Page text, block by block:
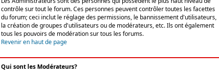
contrôle sur tout le forum. Ces personnes peuvent contrôler toutes les facettes
du forum; ceci inclut le réglage des permissions, le bannissement d'utilisateurs,
la création de groupes d'utilisateurs ou de modérateurs, etc. Ils ont également
tous les pouvoirs de modération sur tous les forums.
Revenir en haut de page
Qui sont les Modérateurs?